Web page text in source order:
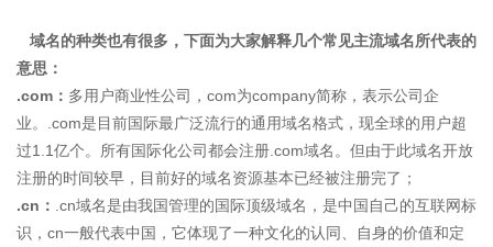
域名的种类也有很多，下面为大家解释几个常见主流域名所代表的
意思：
.com： 多用户商业性公司，com为company简称，表示公司企
业。.com是目前国际最广泛流行的通用域名格式，现全球的用户超
过1.1亿个。所有国际化公司都会注册.com域名。但由于此域名开放
注册的时间较早，目前好的域名资源基本已经被注册完了；
.cn： .cn域名是由我国管理的国际顶级域名，是中国自己的互联网标
识，cn一般代表中国，它体现了一种文化的认同、自身的价值和定